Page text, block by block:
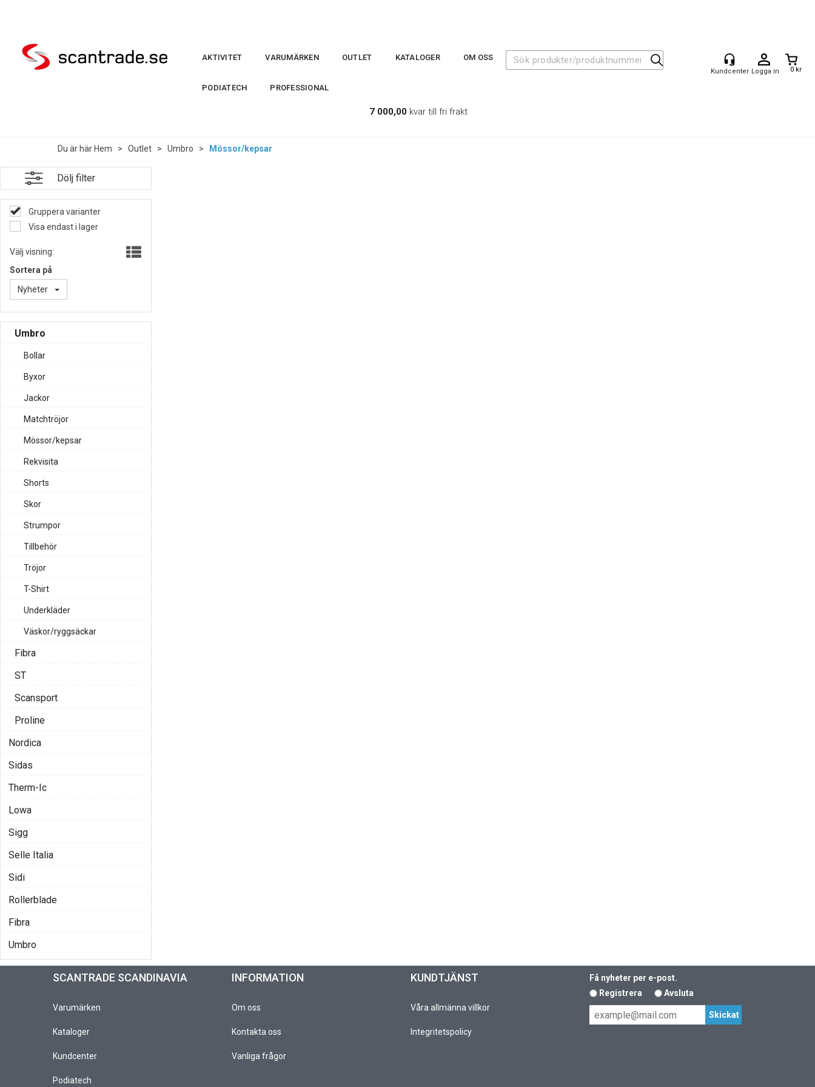
Logga in 0 kr
AKTIVITET VARUMÄRKEN OUTLET KATALOGER OM OSS
PODIATECH PROFESSIONAL
7 000,00 kvar till fri frakt
Du är här Hem > Outlet > Umbro > Mössor/kepsar
Dölj filter
Gruppera varianter
Visa endast i lager
Välj visning:
Sortera på
Nyheter
Umbro
Bollar
Byxor
Jackor
Matchtröjor
Mössor/kepsar
Rekvisita
Shorts
Skor
Strumpor
Tillbehör
Tröjor
T-Shirt
Underkläder
Väskor/ryggsäckar
Fibra
ST
Scansport
Proline
Nordica
Sidas
Therm-Ic
Lowa
Sigg
Selle Italia
Sidi
Rollerblade
Fibra
Umbro
SCANTRADE SCANDINAVIA
Varumärken
Kataloger
Kundcenter
Podiatech
INFORMATION
Om oss
Kontakta oss
Vanliga frågor
KUNDTJÄNST
Våra allmänna villkor
Integritetspolicy
Få nyheter per e-post.
Registrera
Avsluta